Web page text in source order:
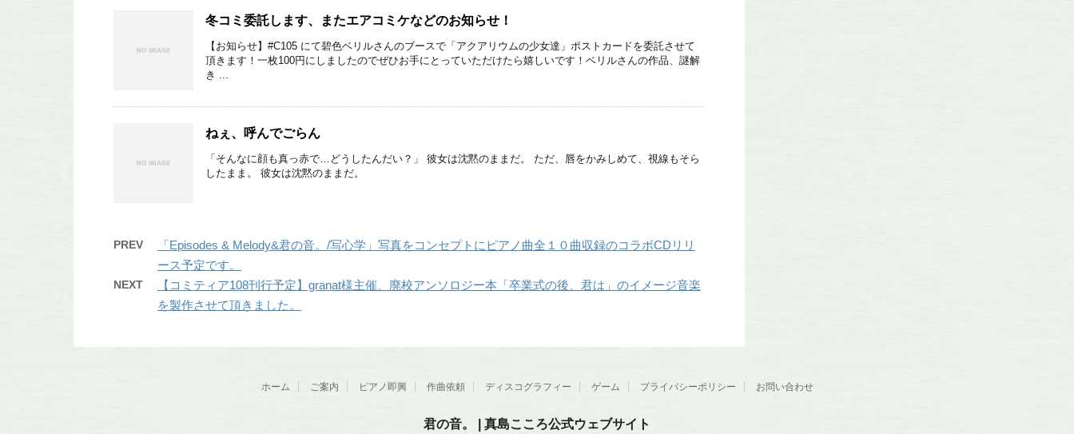
冬コミ委託します、またエアコミケなどのお知らせ！
【お知らせ】#C105 にて碧色ベリルさんのブースで「アクアリウムの少女達」ポストカードを委託させて
頂きます！一枚100円にしましたのでぜひお手にとっていただけたら嬉しいです！ベリルさんの作品、謎解
き ...
ねぇ、呼んでごらん
「そんなに顔も真っ赤で…どうしたんだい？」 彼女は沈黙のままだ。 ただ、唇をかみしめて、視線もそら
したまま。 彼女は沈黙のままだ。
PREV
「Episodes & Melody&君の音。/写心学」写真をコンセプトにピアノ曲全１０曲収録のコラボCDリリ
ース予定です。
NEXT
【コミティア108刊行予定】granat様主催、廃校アンソロジー本「卒業式の後、君は」のイメージ音楽
を製作させて頂きました。
ホーム ご案内 ピアノ即興 作曲依頼 ディスコグラフィー ゲーム プライバシーポリシー お問い合わせ
君の音。 | 真島こころ公式ウェブサイト